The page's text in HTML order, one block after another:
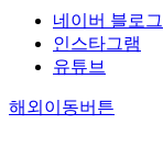
네이버 블로그
인스타그램
유튜브
해외이동버튼